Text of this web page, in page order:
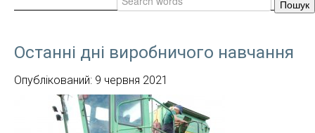
ГОЛОВНА
ВІДЕО
ПОРТФОЛІО
Останні дні виробничого навчання
Опублікований: 9 червня 2021